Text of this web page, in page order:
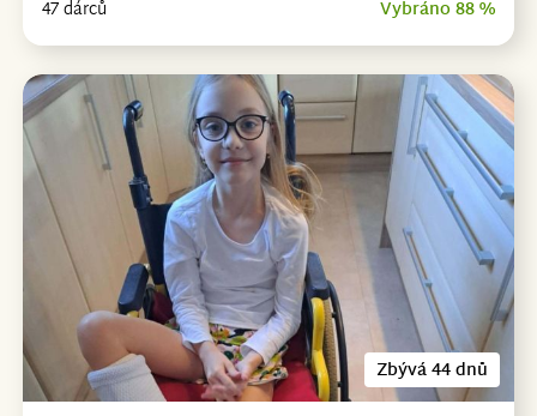
47 dárců Vybráno 88 %
Zbývá 44 dnů